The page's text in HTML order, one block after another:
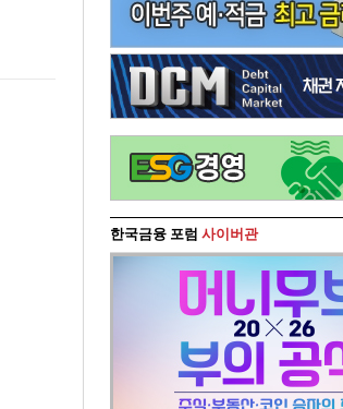
한국금융 포럼 사이버관